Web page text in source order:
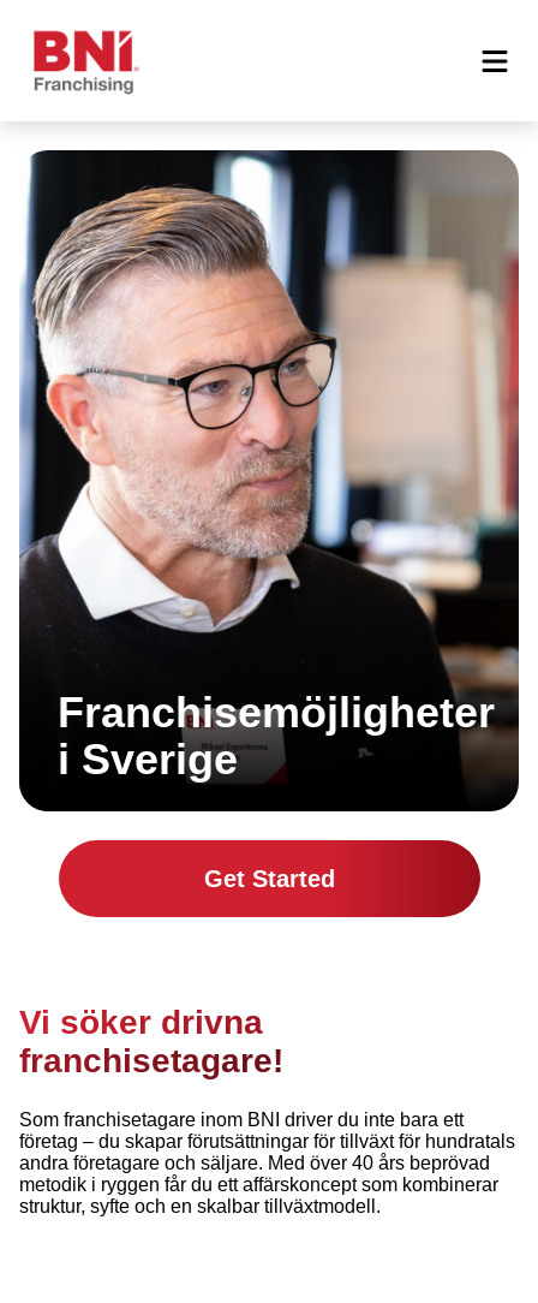
Franchisemöjligheter
i Sverige
Get Started
Vi söker drivna
franchisetagare!
Som franchisetagare inom BNI driver du inte bara ett
företag – du skapar förutsättningar för tillväxt för hundratals
andra företagare och säljare. Med över 40 års beprövad
metodik i ryggen får du ett affärskoncept som kombinerar
struktur, syfte och en skalbar tillväxtmodell.